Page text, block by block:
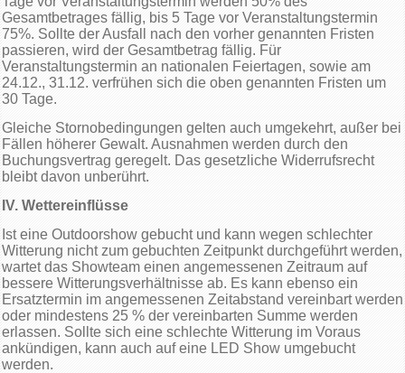
Gesamtbetrages fällig, bis 5 Tage vor Veranstaltungstermin
75%. Sollte der Ausfall nach den vorher genannten Fristen
passieren, wird der Gesamtbetrag fällig. Für
Veranstaltungstermin an nationalen Feiertagen, sowie am
24.12., 31.12. verfrühen sich die oben genannten Fristen um
30 Tage.
Gleiche Stornobedingungen gelten auch umgekehrt, außer bei
Fällen höherer Gewalt. Ausnahmen werden durch den
Buchungsvertrag geregelt. Das gesetzliche Widerrufsrecht
bleibt davon unberührt.
IV. Wettereinflüsse
Ist eine Outdoorshow gebucht und kann wegen schlechter
Witterung nicht zum gebuchten Zeitpunkt durchgeführt werden,
wartet das Showteam einen angemessenen Zeitraum auf
bessere Witterungsverhältnisse ab. Es kann ebenso ein
Ersatztermin im angemessenen Zeitabstand vereinbart werden
oder mindestens 25 % der vereinbarten Summe werden
erlassen. Sollte sich eine schlechte Witterung im Voraus
ankündigen, kann auch auf eine LED Show umgebucht
werden.